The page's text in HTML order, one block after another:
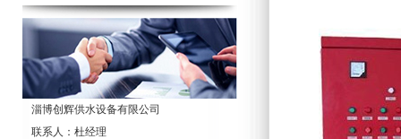
淄博创辉供水设备有限公司
联系人：杜经理